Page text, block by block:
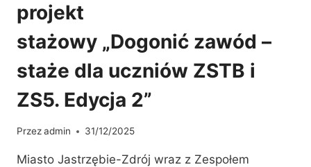
projekt
stażowy „Dogonić zawód –
staże dla uczniów ZSTB i
ZS5. Edycja 2”
Przezadmin 31/12/2025
Miasto Jastrzębie-Zdrój wraz z Zespołem